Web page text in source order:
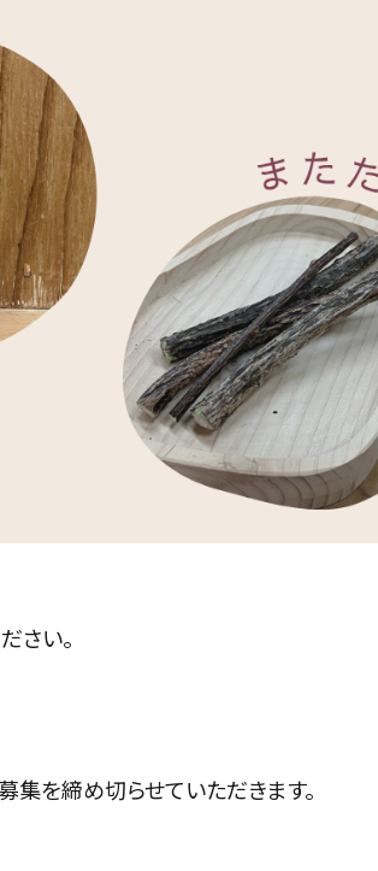
さい。
を締め切らせていただきます。